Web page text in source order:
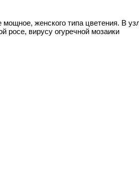
женского типа цветения. В
росе, вирусу огуречной мозаики